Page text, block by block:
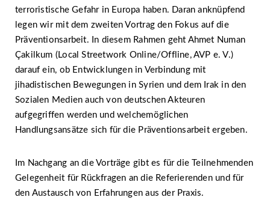
terroristische Gefahr in Europa haben. Daran anknüpfend
legen wir mit dem zweiten Vortrag den Fokus auf die
Präventionsarbeit. In diesem Rahmen geht Ahmet Numan
Çakilkum (Local Streetwork Online/Offline, AVP e. V.)
darauf ein, ob Entwicklungen in Verbindung mit
jihadistischen Bewegungen in Syrien und dem Irak in den
Sozialen Medien auch von deutschen Akteuren
aufgegriffen werden und welchemöglichen
Handlungsansätze sich für die Präventionsarbeit ergeben.
Im Nachgang an die Vorträge gibt es für die Teilnehmenden
Gelegenheit für Rückfragen an die Referierenden und für
den Austausch von Erfahrungen aus der Praxis.